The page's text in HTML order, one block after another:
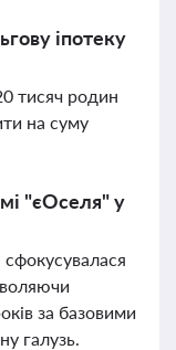
іпотеку
тисяч родин
на суму
"єОселя" у
за базовими
галузь.